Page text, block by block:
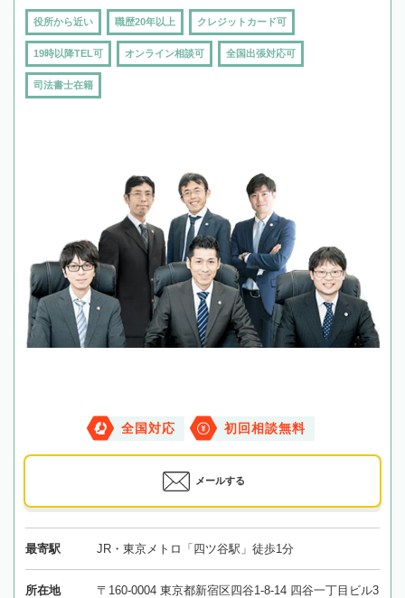
役所から近い 職歴20年以上 クレジットカード可
19時以降TEL可 オンライン相談可 全国出張対応可
司法書士在籍
全国対応 初回相談無料
メールする
最寄駅 JR・東京メトロ「四ツ谷駅」徒歩1分
所在地
〒160-0004 東京都新宿区四谷1-8-14 四谷一丁目ビル3